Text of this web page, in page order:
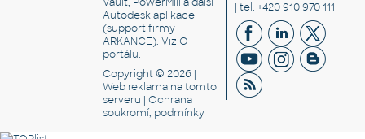
Autodesk aplikace
(support firmy
ARKANCE). VizO
portálu.
Copyright © 2026 |
Web reklama na tomto
serveru |Ochrana
soukromí, podmínky
| tel. +420 910 970 111